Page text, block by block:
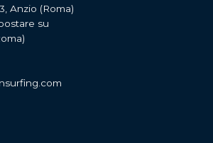
Anzio (Roma)
su